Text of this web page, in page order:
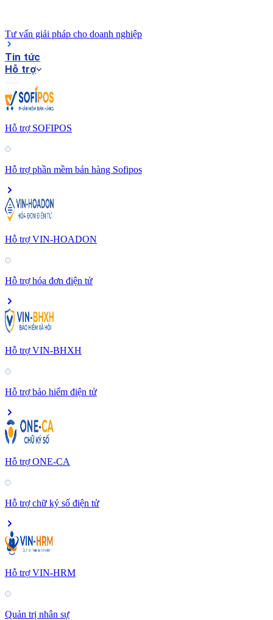
Tư vấn giải pháp cho doanh nghiệp
Tin tức
Hỗ trợ
Hỗ trợ SOFIPOS
Hỗ trợ phần mềm bán hàng Sofipos
Hỗ trợ VIN-HOADON
Hỗ trợ hóa đơn điện tử
Hỗ trợ VIN-BHXH
Hỗ trợ bảo hiểm điện tử
Hỗ trợ ONE-CA
Hỗ trợ chữ ký số điện tử
Hỗ trợ VIN-HRM
Quản trị nhân sự